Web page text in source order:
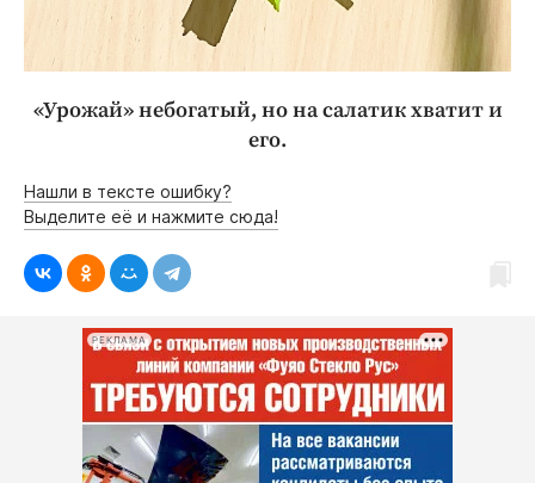
«Урожай» небогатый, но на салатик хватит и
его.
Нашли в тексте ошибку?
Выделите её и нажмите сюда!
РЕКЛАМА